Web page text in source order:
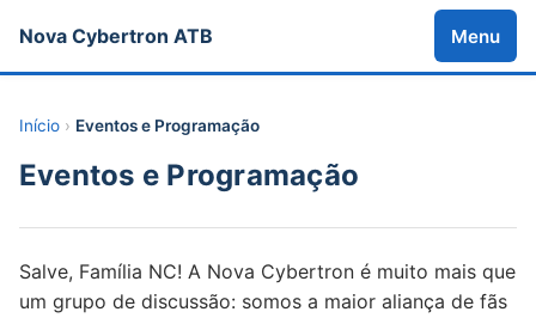
Nova Cybertron ATB Menu
Início › Eventos e Programação
Eventos e Programação
Salve, Família NC! A Nova Cybertron é muito mais que
um grupo de discussão: somos a maior aliança de fãs